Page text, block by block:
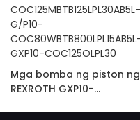
Mga bomba ng piston ng
REXROTH GXP10-